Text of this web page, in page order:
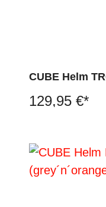
CUBE Helm
129,95 €*